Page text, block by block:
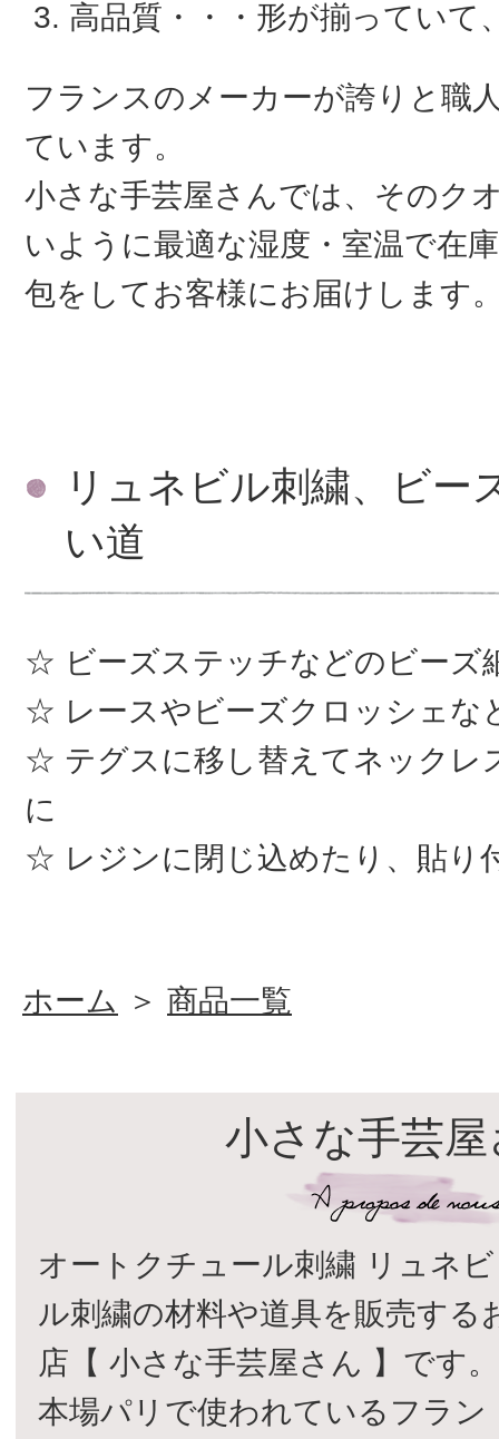
高品質・・・形が揃っていて
フランスのメーカーが誇りと職
ています。
小さな手芸屋さんでは、そのク
いように最適な湿度・室温で在
包をしてお客様にお届けします
リュネビル刺繍、ビー
い道
ビーズステッチなどのビーズ
レースやビーズクロッシェな
テグスに移し替えてネックレ
に
レジンに閉じ込めたり、貼り
ホーム ＞ 商品一覧
小さな手芸
オートクチュール刺繍 リュネビ
ル刺繍の材料や道具を販売する
店【 小さな手芸屋さん 】です。
本場パリで使われているフラン